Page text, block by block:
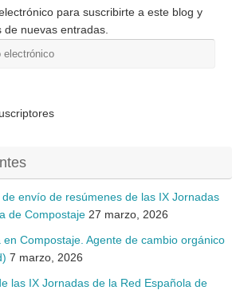
para suscribirte a este blog y
de nuevas entradas.
envío de resúmenes de las IX Jornadas
de Compostaje 27 marzo, 2026
Compostaje. Agente de cambio orgánico
7 marzo, 2026
las IX Jornadas de la Red Española de